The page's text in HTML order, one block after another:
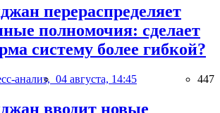
перераспределяет
полномочия: сделает
систему более гибкой?
анализ, 04 августа, 14:45 447
вводит новые